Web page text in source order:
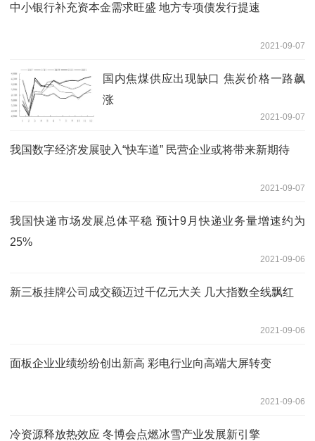
中小银行补充资本金需求旺盛 地方专项债发行提速
2021-09-07
国内焦煤供应出现缺口 焦炭价格一路飙
涨
2021-09-07
我国数字经济发展驶入“快车道” 民营企业或将带来新期待
2021-09-07
我国快递市场发展总体平稳 预计9月快递业务量增速约为
25% ​
2021-09-06
新三板挂牌公司成交额迈过千亿元大关 几大指数全线飘红
2021-09-06
面板企业业绩纷纷创出新高 彩电行业向高端大屏转变
2021-09-06
冷资源释放热效应 冬博会点燃冰雪产业发展新引擎